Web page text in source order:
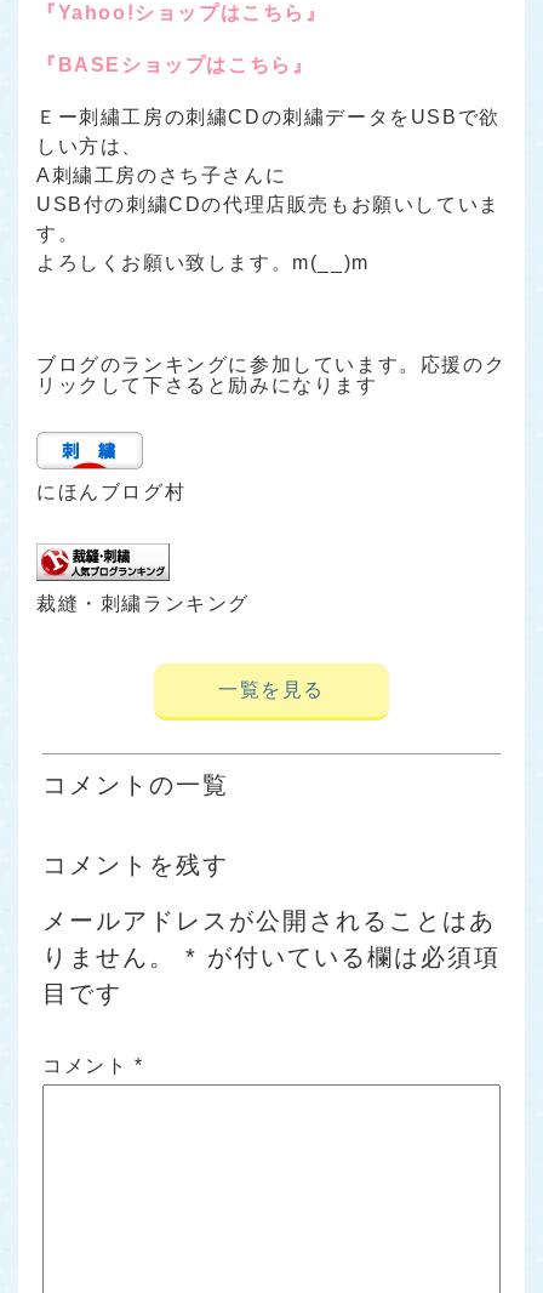
『Yahoo!ショップはこちら』
『BASEショップはこちら』
Ｅー刺繍工房の刺繍CDの刺繍データをUSBで欲
しい方は、
A刺繍工房のさち子さんに
USB付の刺繍CDの代理店販売もお願いしていま
す。
よろしくお願い致します。m(__)m
ブログのランキングに参加しています。応援のク
リックして下さると励みになります
にほんブログ村
裁縫・刺繍ランキング
一覧を見る
コメントの一覧
コメントを残す
メールアドレスが公開されることはあ
りません。
* が付いている欄は必須項
目です
コメント *